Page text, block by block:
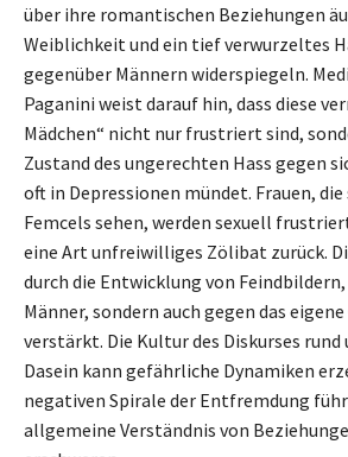
über ihre romantischen Beziehungen
Weiblichkeit und ein tief verwurzeltes
gegenüber Männern widerspiegeln.
Paganini weist darauf hin, dass diese
Mädchen“ nicht nur frustriert sind,
Zustand des ungerechten Hass gegen
oft in Depressionen mündet. Frauen, die
Femcels sehen, werden sexuell
eine Art unfreiwilliges Zölibat zurück.
durch die Entwicklung von
Männer, sondern auch gegen das
verstärkt. Die Kultur des Diskurses rund
Dasein kann gefährliche Dynamiken
negativen Spirale der Entfremdung
allgemeine Verständnis von